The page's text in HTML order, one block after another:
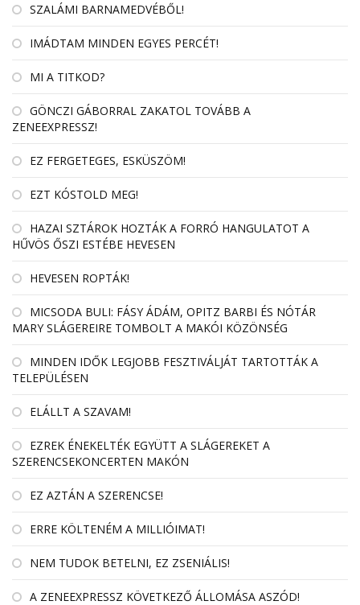
SZALÁMI BARNAMEDVÉBŐL!
IMÁDTAM MINDEN EGYES PERCÉT!
MI A TITKOD?
GÖNCZI GÁBORRAL ZAKATOL TOVÁBB A
ZENEEXPRESSZ!
EZ FERGETEGES, ESKÜSZÖM!
EZT KÓSTOLD MEG!
HAZAI SZTÁROK HOZTÁK A FORRÓ HANGULATOT A
HŰVÖS ŐSZI ESTÉBE HEVESEN
HEVESEN ROPTÁK!
MICSODA BULI: FÁSY ÁDÁM, OPITZ BARBI ÉS NÓTÁR
MARY SLÁGEREIRE TOMBOLT A MAKÓI KÖZÖNSÉG
MINDEN IDŐK LEGJOBB FESZTIVÁLJÁT TARTOTTÁK A
TELEPÜLÉSEN
ELÁLLT A SZAVAM!
EZREK ÉNEKELTÉK EGYÜTT A SLÁGEREKET A
SZERENCSEKONCERTEN MAKÓN
EZ AZTÁN A SZERENCSE!
ERRE KÖLTENÉM A MILLIÓIMAT!
NEM TUDOK BETELNI, EZ ZSENIÁLIS!
A ZENEEXPRESSZ KÖVETKEZŐ ÁLLOMÁSA ASZÓD!